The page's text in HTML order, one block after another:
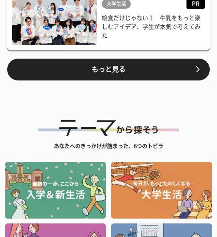
大学生活 PR
給食だけじゃない！ 牛乳をもっと楽
しむアイデア、学生が本気で考えてみ
た
もっと見る
あなたへのきっかけが詰まった、6つのトビラ